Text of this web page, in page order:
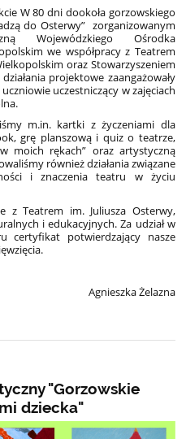
W 80 dni dookoła gorzowskiego
do Osterwy” zorganizowanym
Wojewódzkiego Ośrodka
we współpracy z Teatrem
oraz Stowarzyszeniem
projektowe zaangażowały
uczestniczący w zajęciach
m.in. kartki z życzeniami dla
grę planszową i quiz o teatrze,
moich rękach” oraz artystyczną
również działania związane
i znaczenia teatru w życiu
z Teatrem im. Juliusza Osterwy,
i edukacyjnych. Za udział w
certyfikat potwierdzający nasze
Agnieszka Żelazna
"Gorzowskie
dziecka"